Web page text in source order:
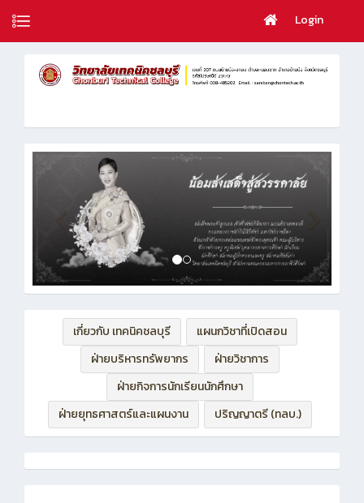
Login
เกี่ยวกับ เทคนิคชลบุรี
แผนกวิชาที่เปิดสอน
ฝ่ายบริหารทรัพยากร
ฝ่ายวิชาการ
ฝ่ายกิจการนักเรียนนักศึกษา
ฝ่ายยุทธศาสตร์และแผนงาน
ปริญญาตรี (ทลบ.)